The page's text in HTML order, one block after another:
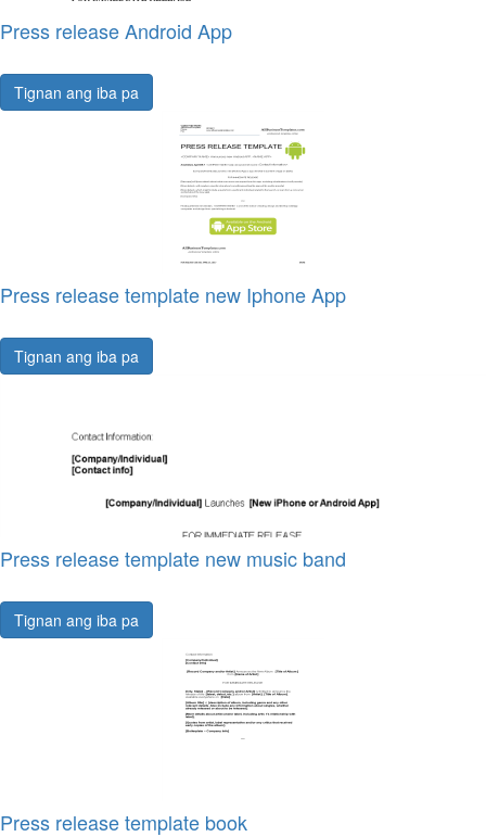
Press release Android App
Tignan ang iba pa
Press release template new Iphone App
Tignan ang iba pa
Press release template new music band
Tignan ang iba pa
Press release template book